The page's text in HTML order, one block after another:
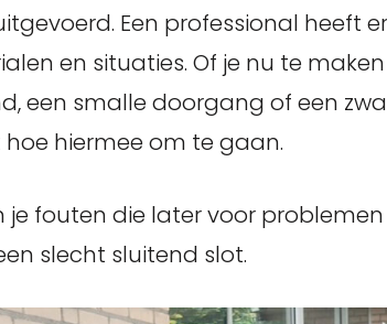
Een professional heeft
en situaties. Of je nu te
een smalle doorgang of een
hiermee om te gaan.
fouten die later voor problemen
slecht sluitend slot.